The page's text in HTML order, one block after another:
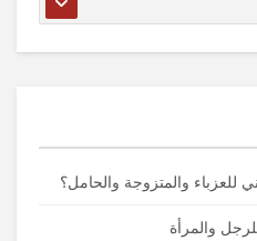
للعزباء والمتزوجة والحامل؟
والمرأة